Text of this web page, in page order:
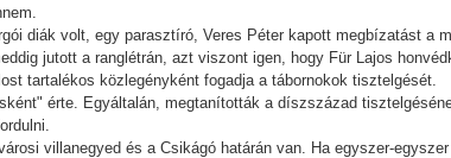
diák volt, egy parasztíró, Veres Péter kapott megbízatást a
jutott a ranglétrán, azt viszont igen, hogy Für Lajos
tartalékos közlegényként fogadja a tábornokok tisztelgését.
érte. Egyáltalán, megtanították a díszszázad
villanegyed és a Csikágó határán van. Ha egyszer-